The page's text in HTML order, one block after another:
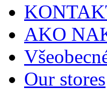
AKO
Our stores